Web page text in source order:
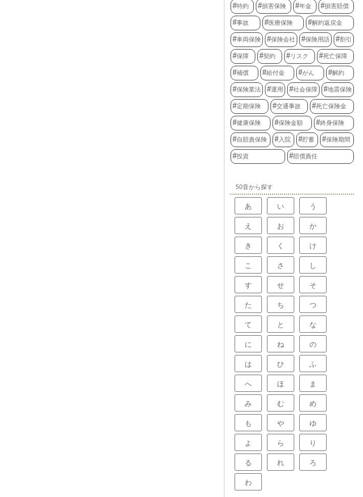
特約 損害保険 年金 損害賠償
事故 医療保険 解約返戻金
車両保険 保険会社 保険用語 割引
保障 契約 リスク 死亡保障
補償 給付金 がん 解約
保険業法 運用 社会保障 地震保険
定期保険 交通事故 死亡保険金
健康保険 保険金額 終身保険
自賠責保険 入院 貯蓄 保険期間
投資 賠償責任
50音から探す
あ い う
え お か
き く け
こ さ し
す せ そ
た ち つ
て と な
に ね の
は ひ ふ
へ ほ ま
み む め
も や ゆ
よ ら り
る れ ろ
わ